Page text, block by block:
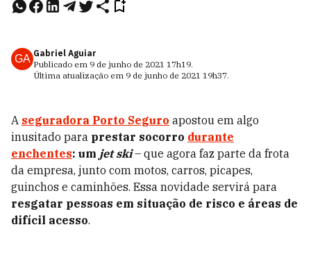
GA Gabriel Aguiar
Publicado em 9 de junho de 2021 17h19.
Última atualização em 9 de junho de 2021 19h37.
A seguradora Porto Seguro apostou em algo
inusitado para prestar socorro durante
enchentes: um jet ski– que agora faz parte da frota
da empresa, junto com motos, carros, picapes,
guinchos e caminhões. Essa novidade servirá para
resgatar pessoas em situação de risco e áreas de
difícil acesso.